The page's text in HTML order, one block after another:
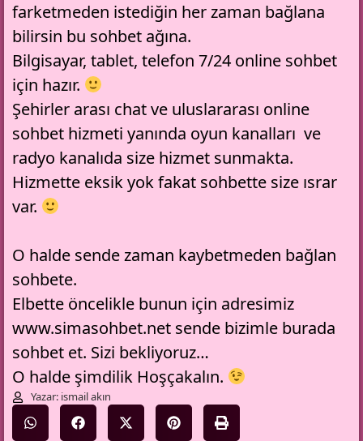
farketmeden istediğin her zaman bağlana
bilirsin bu sohbet ağına.
Bilgisayar, tablet, telefon 7/24 online sohbet
için hazır.
Şehirler arası chat ve uluslararası online
sohbet hizmeti yanında oyun kanalları ve
radyo kanalıda size hizmet sunmakta.
Hizmette eksik yok fakat sohbette size ısrar
var.
O halde sende zaman kaybetmeden bağlan
sohbete.
Elbette öncelikle bunun için adresimiz
www.simasohbet.net sende bizimle burada
sohbet et. Sizi bekliyoruz…
O halde şimdilik Hoşçakalın.
Yazar: ismail akın